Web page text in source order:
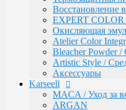
BLOND
EXPERT
RE:SHAPE /
INCREDIBLE
TOTAL REPAIR /
Воcстановление
EXPERT COLOR
Окисляющая
Atelier Color
Bleacher Powder /
Artistic Style /
Аксессуары
Karseell
MACA / Уход за
ARGAN